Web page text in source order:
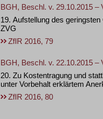
BGH, Beschl. v. 29.10.2015 –
19. Aufstellung des
ZVG
ZfIR 2016, 79
BGH, Beschl. v. 22.10.2015 –
20. Zu Kostentragung und
unter Vorbehalt erklärtem
ZfIR 2016, 80